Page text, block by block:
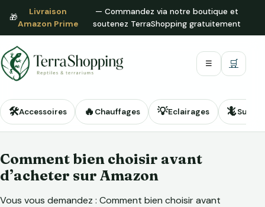
🎁
Livraison
Amazon Prime
— Commandez via notre boutique et
soutenez TerraShopping gratuitement
☰ 🛒
🛠️Accessoires 🔥 Chauffages 💡Eclairages 🦎
Comment bien choisir avant
d’acheter sur Amazon
Vous vous demandez : Comment bien choisir avant